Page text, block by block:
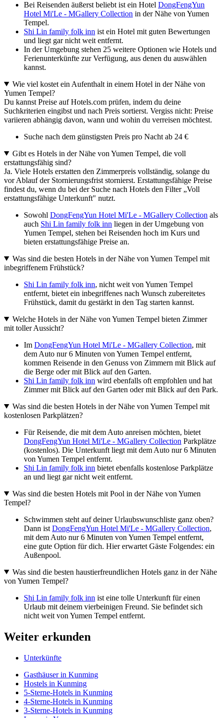
Bei Reisenden äußerst beliebt ist ein Hotel DongFengYun
Hotel Mi'Le - MGallery Collection in der Nähe von Yumen
Tempel.
Shi Lin family folk inn ist ein Hotel mit guten Bewertungen
und liegt gar nicht weit entfernt.
In der Umgebung stehen 25 weitere Optionen wie Hotels und
Ferienunterkünfte zur Verfügung, aus denen du auswählen
kannst.
Wie viel kostet ein Aufenthalt in einem Hotel in der Nähe von
Yumen Tempel?
Du kannst Preise auf Hotels.com prüfen, indem du deine
Suchkriterien eingibst und nach Preis sortierst. Vergiss nicht: Preise
variieren abhängig davon, wann und wohin du verreisen möchtest.
Suche nach dem günstigsten Preis pro Nacht ab 24 €
Gibt es Hotels in der Nähe von Yumen Tempel, die voll
erstattungsfähig sind?
Ja. Viele Hotels erstatten den Zimmerpreis vollständig, solange du
vor Ablauf der Stornierungsfrist stornierst. Erstattungsfähige Preise
findest du, wenn du bei der Suche nach Hotels den Filter „Voll
erstattungsfähige Unterkunft" nutzt.
Sowohl DongFengYun Hotel Mi'Le - MGallery Collection als
auch Shi Lin family folk inn liegen in der Umgebung von
Yumen Tempel, stehen bei Reisenden hoch im Kurs und
bieten erstattungsfähige Preise an.
Was sind die besten Hotels in der Nähe von Yumen Tempel mit
inbegriffenem Frühstück?
Shi Lin family folk inn, nicht weit von Yumen Tempel
entfernt, bietet ein inbegriffenes nach Wunsch zubereitetes
Frühstück, damit du gestärkt in den Tag starten kannst.
Welche Hotels in der Nähe von Yumen Tempel bieten Zimmer
mit toller Aussicht?
Im DongFengYun Hotel Mi'Le - MGallery Collection, mit
dem Auto nur 6 Minuten von Yumen Tempel entfernt,
kommen Reisende in den Genuss von Zimmern mit Blick auf
die Berge oder mit Blick auf den Garten.
Shi Lin family folk inn wird ebenfalls oft empfohlen und hat
Zimmer mit Blick auf den Garten oder mit Blick auf den Park.
Was sind die besten Hotels in der Nähe von Yumen Tempel mit
kostenlosen Parkplätzen?
Für Reisende, die mit dem Auto anreisen möchten, bietet
DongFengYun Hotel Mi'Le - MGallery Collection Parkplätze
(kostenlos). Die Unterkunft liegt mit dem Auto nur 6 Minuten
von Yumen Tempel entfernt.
Shi Lin family folk inn bietet ebenfalls kostenlose Parkplätze
an und liegt gar nicht weit entfernt.
Was sind die besten Hotels mit Pool in der Nähe von Yumen
Tempel?
Schwimmen steht auf deiner Urlaubswunschliste ganz oben?
Dann ist DongFengYun Hotel Mi'Le - MGallery Collection,
mit dem Auto nur 6 Minuten von Yumen Tempel entfernt,
eine gute Option für dich. Hier erwartet Gäste Folgendes: ein
Außenpool.
Was sind die besten haustierfreundlichen Hotels ganz in der Nähe
von Yumen Tempel?
Shi Lin family folk inn ist eine tolle Unterkunft für einen
Urlaub mit deinem vierbeinigen Freund. Sie befindet sich
nicht weit von Yumen Tempel entfernt.
Weiter erkunden
Unterkünfte
Gasthäuser in Kunming
Hostels in Kunming
5-Sterne-Hotels in Kunming
4-Sterne-Hotels in Kunming
3-Sterne-Hotels in Kunming